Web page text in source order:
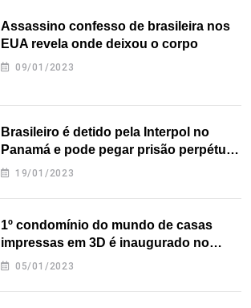
Assassino confesso de brasileira nos
EUA revela onde deixou o corpo
09/01/2023
Brasileiro é detido pela Interpol no
Panamá e pode pegar prisão perpétua
nos EUA
19/01/2023
1º condomínio do mundo de casas
impressas em 3D é inaugurado no
Texas
05/01/2023